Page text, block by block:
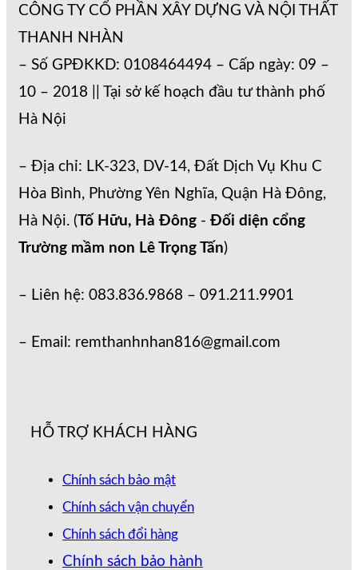
CÔNG TY CỔ PHẦN XÂY DỰNG VÀ NỘI THẤT
THANH NHÀN
– Số GPĐKKD: 0108464494 – Cấp ngày: 09 –
10 – 2018 || Tại sở kế hoạch đầu tư thành phố
Hà Nội
– Địa chỉ: LK-323, DV-14, Đất Dịch Vụ Khu C
Hòa Bình, Phường Yên Nghĩa, Quận Hà Đông,
Hà Nội. (Tố Hữu, Hà Đông - Đối diện cổng
Trường mầm non Lê Trọng Tấn)
– Liên hệ: 083.836.9868 – 091.211.9901
– Email: remthanhnhan816@gmail.com
HỖ TRỢ KHÁCH HÀNG
Chính sách bảo mật
Chính sách vận chuyển
Chính sách đổi hàng
Chính sách bảo hành